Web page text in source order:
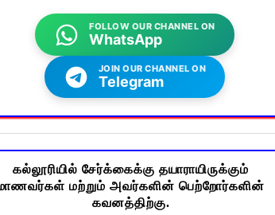
FOLLOW OUR CHANNEL ON
WhatsApp
JOIN OUR CHANNEL ON
Telegram
கல்லூரியில் சேர்க்கைக்கு தயாராயிருக்கும்
மற்றும் அவர்களின் பெற்றோர்களின்
கவனத்திற்கு.